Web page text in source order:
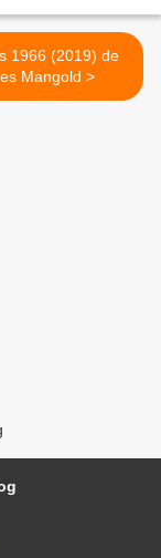
1966 (2019) de
James Mangold >